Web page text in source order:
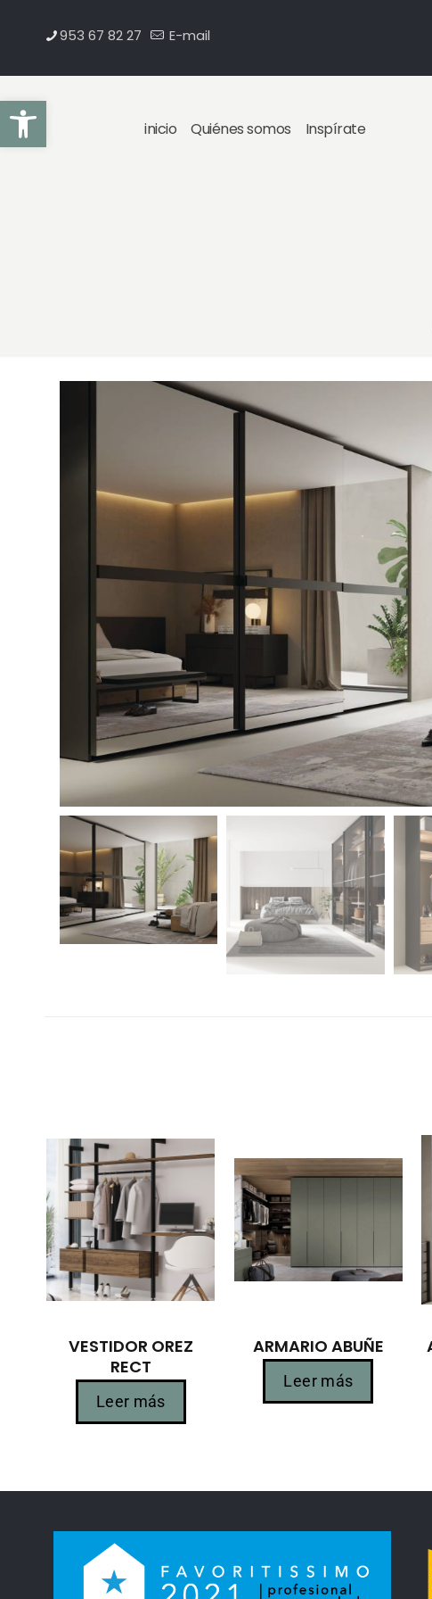
Abrir barra de herramientas
953 67 82 27 E-mail
inicio Quiénes somos Inspírate
VESTIDOR OREZ
RECT
Leer más
ARMARIO ABUÑE
Leer más